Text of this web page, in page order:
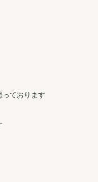
っております